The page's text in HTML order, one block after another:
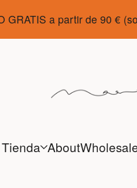
GRATIS a partir de 90 €
Tienda About